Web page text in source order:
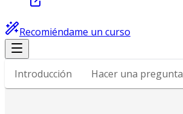
Recomiéndame un curso
Introducción Hacer una pregunta